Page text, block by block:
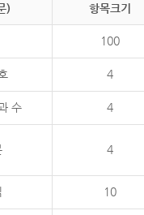
) 항목크기
100
4
수 4
4
10